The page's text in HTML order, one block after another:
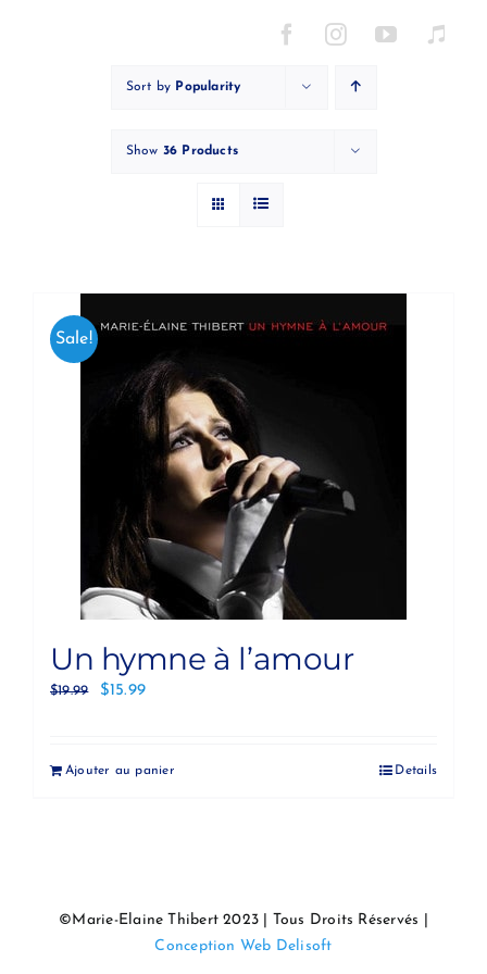
Sort by Popularity
Show 36 Products
Sale!
Un hymne à l’amour
$19.99 $15.99
Ajouter au panier Details
©Marie-Elaine Thibert 2023 | Tous Droits Réservés |
Conception Web Delisoft